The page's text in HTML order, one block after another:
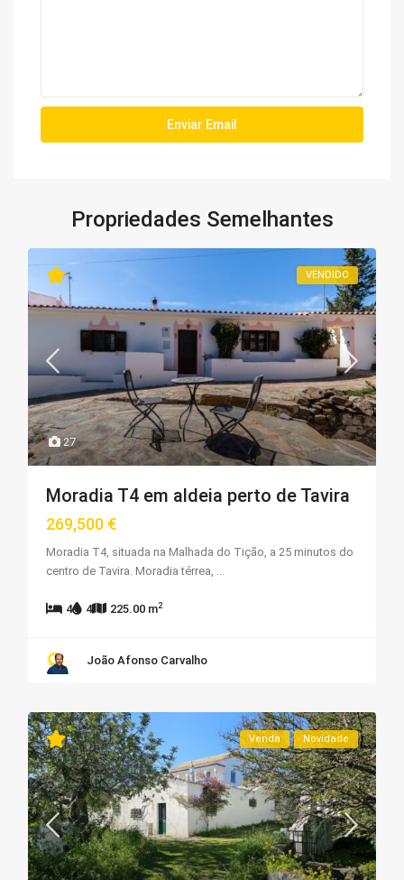
Propriedades Semelhantes
27
VENDIDO
Moradia T4 em aldeia perto de Tavira
269,500 €
Moradia T4, situada na Malhada do Tição, a 25 minutos do
centro de Tavira. Moradia térrea, ...
4 4 225.00 m2
João Afonso Carvalho
Venda Novidade